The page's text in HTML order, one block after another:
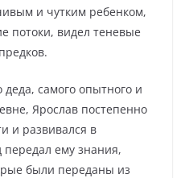
и чутким ребенком,
потоки, видел теневые
деда, самого опытного и
Ярослав постепенно
и развивался в
передал ему знания,
были переданы из